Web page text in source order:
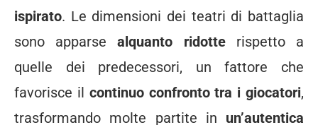
ispirato. Le dimensioni dei teatri di battaglia
sono apparsealquanto ridotterispetto a
quelle dei predecessori, un fattore che
favorisce il continuo confronto tra i giocatori,
trasformando molte partite in un’autentica